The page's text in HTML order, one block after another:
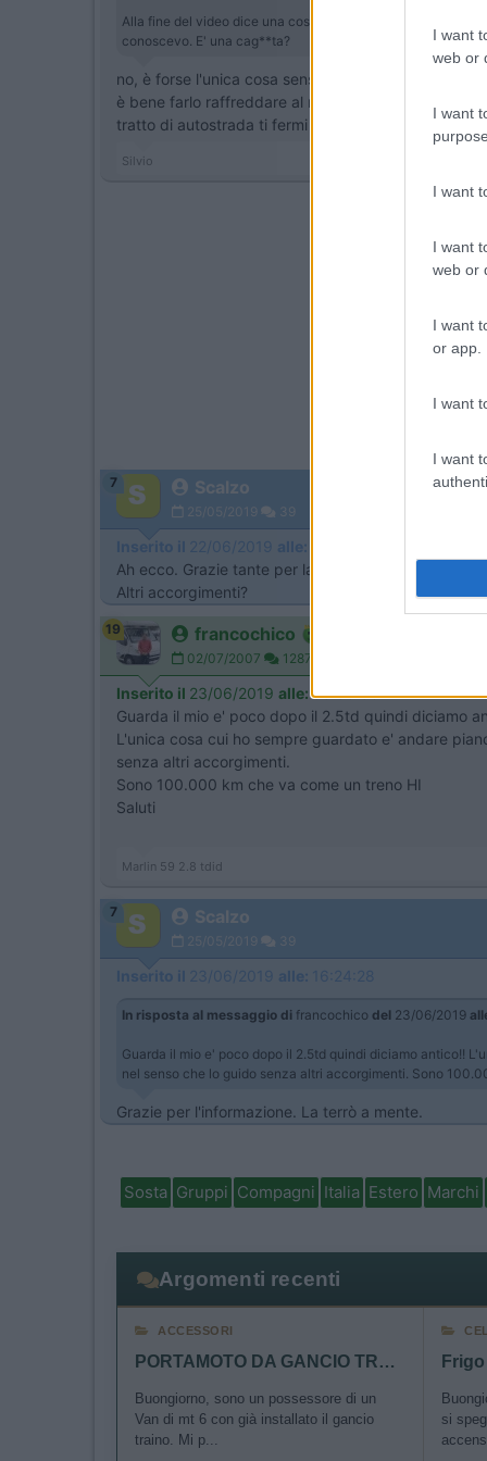
I want
web or
I want
I want
I want
web or
I want
or app.
I want
I want
Alla fine del video dice una cosa che non sò se vera o no,
conoscevo. E' una cag**ta?
no, è forse l'unica cosa sensata che ha detto, è
è bene farlo raffreddare al minimo per qualche
tratto di autostrada ti fermi a bere il caffè, è meglio
Silvio
7 Scalzo
25/05/2019 39
Inserito il 22/06/2019 alle:
Ah ecco. Grazie tante per la conferma. Pensa mò
Altri accorgimenti?
19 francochico
02/07/2007 1287
Inserito il 23/06/2019 alle:08:36:56
Guarda il mio e' poco dopo il 2.5td quindi diciamo
L'unica cosa cui ho sempre guardato e' andare
senza altri accorgimenti.
Sono 100.000 km che va come un treno HI
Saluti
Marlin 59 2.8 tdid
7 Scalzo
25/05/2019 39
Inserito il 23/06/2019 alle: 16:24:28
In risposta al messaggio di francochico del 23/06/2019
Guarda il mio e' poco dopo il 2.5td quindi diciamo antico!!
nel senso che lo guido senza altri accorgimenti. Sono
Grazie per l'informazione. La terrò a mente.
Sosta Gruppi Compagni Italia Estero Marchi
Argomenti recenti
ACCESSORI
PORTAMOTO DA GANCIO TRAINO
Buongiorno, sono un possessore di un
Van di mt 6 con già installato il gancio
traino. Mi p...
si